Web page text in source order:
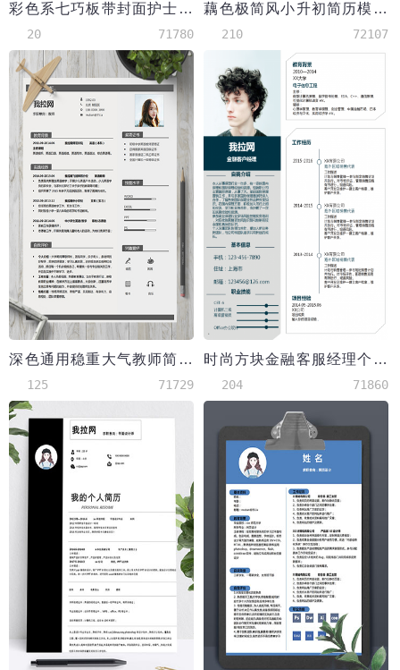
彩色系七巧板带封面护士简历模板
20 71780
藕色极简风小升初简历模板
210 72107
深色通用稳重大气教师简历模板
125 71729
时尚方块金融客服经理个人简历
204 71860